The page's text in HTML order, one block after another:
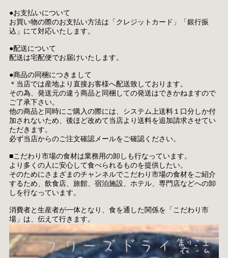
●お支払いについて
お買い物の際のお支払い方法は「クレジットカード」「銀行振
込」にて対応いたします。
●配送について
配送は宅配便でお届けいたします。
●商品の同梱につきまして
＊当店では産地より直接お客様へ配送致しております。
その為、発送元の違う商品と同梱しての発送はできかねますので
ご了承下さい。
他の商品と同時にご購入の際には、システム上送料１口分しか付
加されないため、後ほど改めて当店より送料を追加請求させてい
ただきます。
必ず当店からのご注文確認メールをご確認ください。
■こだわり市場の食材は業務用の卸しも行なっています。
より多くの人に安心して食べられるものを提供したい。
そのためにさまざまのチャンネルでこだわり市場の食材をご紹介
するため、飲食店、旅館、宿泊施設、ホテル、専門店などへの卸
しを行なっています。
消費者と生産者が一体となり、食を通した関係を「こだわり市
場」は、伝えて行きます。